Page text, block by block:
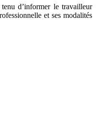
d’informer le travailleur
et ses modalités